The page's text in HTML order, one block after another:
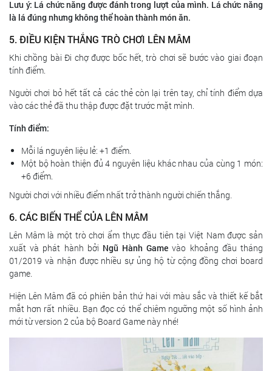
Lưu ý: Lá chức năng được đánh trong lượt của mình. Lá chức năng
là lá đúng nhưng không thể hoàn thành món ăn.
5. ĐIỀU KIỆN THẮNG TRÒ CHƠI LÊN MÂM
Khi chồng bài Đi chợ được bốc hết, trò chơi sẽ bước vào giai đoạn
tính điểm.
Người chơi bỏ hết tất cả các thẻ còn lại trên tay, chỉ tính điểm dựa
vào các thẻ đã thu thập được đặt trước mặt mình.
Tính điểm:
Mỗi lá nguyên liệu lẻ: +1 điểm.
Một bộ hoàn thiện đủ 4 nguyên liệu khác nhau của cùng 1 món:
+6 điểm.
Người chơi với nhiều điểm nhất trở thành người chiến thắng.
6. CÁC BIẾN THỂ CỦA LÊN MÂM
Lên Mâm là một trò chơi ẩm thực đầu tiên tại Việt Nam được sản
xuất và phát hành bởi Ngũ Hành Game vào khoảng đầu tháng
01/2019 và nhận được nhiều sự ủng hộ từ cộng đồng chơi board
game.
Hiện Lên Mâm đã có phiên bản thứ hai với màu sắc và thiết kế bắt
mắt hơn rất nhiều. Bạn đọc có thể chiêm ngưỡng một số hình ảnh
mới từ version 2 của bộ Board Game này nhé!